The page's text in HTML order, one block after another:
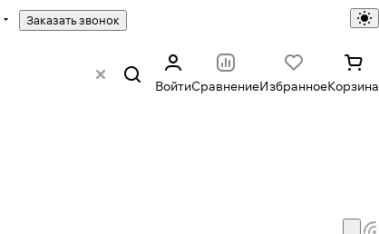
Заказать звонок
ВойтиСравнениеИзбранноеКорзина